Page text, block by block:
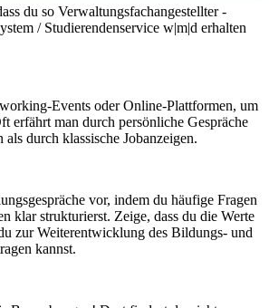
du so Verwaltungsfachangestellter -
/ Studierendenservice w|m|d erhalten
Events oder Online-Plattformen, um
erfährt man durch persönliche Gespräche
durch klassische Jobanzeigen.
vor, indem du häufige Fragen
klar strukturierst. Zeige, dass du die Werte
zur Weiterentwicklung des Bildungs- und
kannst.